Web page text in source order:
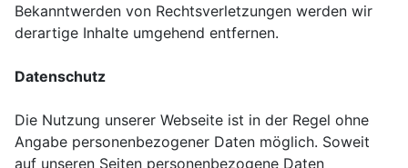
Bekanntwerden von Rechtsverletzungen werden wir
derartige Inhalte umgehend entfernen.
Datenschutz
Die Nutzung unserer Webseite ist in der Regel ohne
Angabe personenbezogener Daten möglich. Soweit
auf unseren Seiten personenbezogene Daten